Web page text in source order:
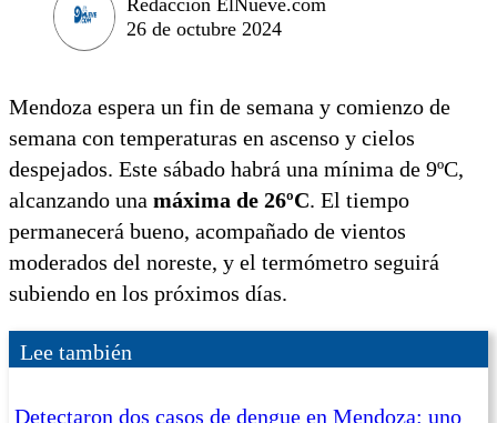
26 de octubre 2024
Mendoza espera un fin de semana y comienzo de
semana con temperaturas en ascenso y cielos
despejados. Este sábado habrá una mínima de 9ºC,
alcanzando una máxima de 26ºC. El tiempo
permanecerá bueno, acompañado de vientos
moderados del noreste, y el termómetro seguirá
subiendo en los próximos días.
Lee también
Detectaron dos casos de dengue en Mendoza: uno